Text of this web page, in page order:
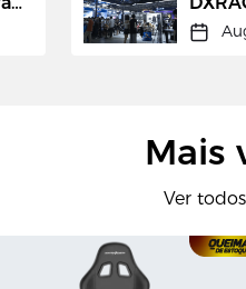
Mais
Ver